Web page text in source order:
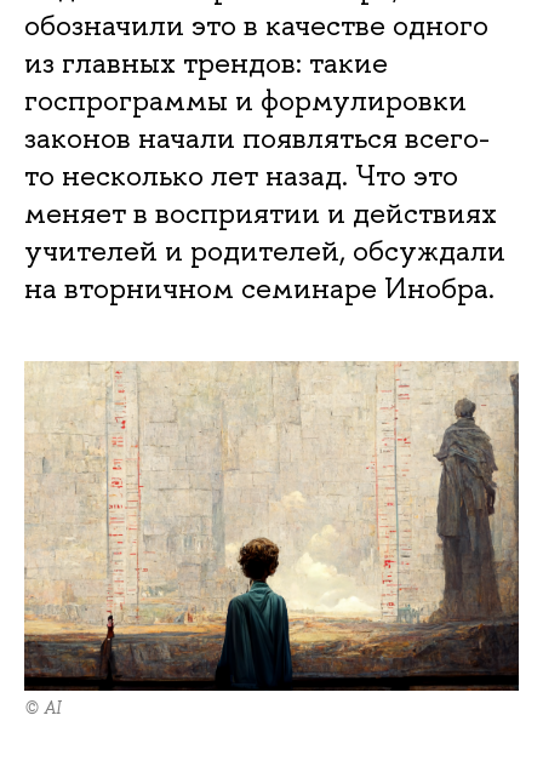
обозначили это в качестве одного
из главных трендов: такие
госпрограммы и формулировки
законов начали появляться всего-
то несколько лет назад. Что это
меняет в восприятии и действиях
учителей и родителей, обсуждали
на вторничном семинаре Инобра.
© AI